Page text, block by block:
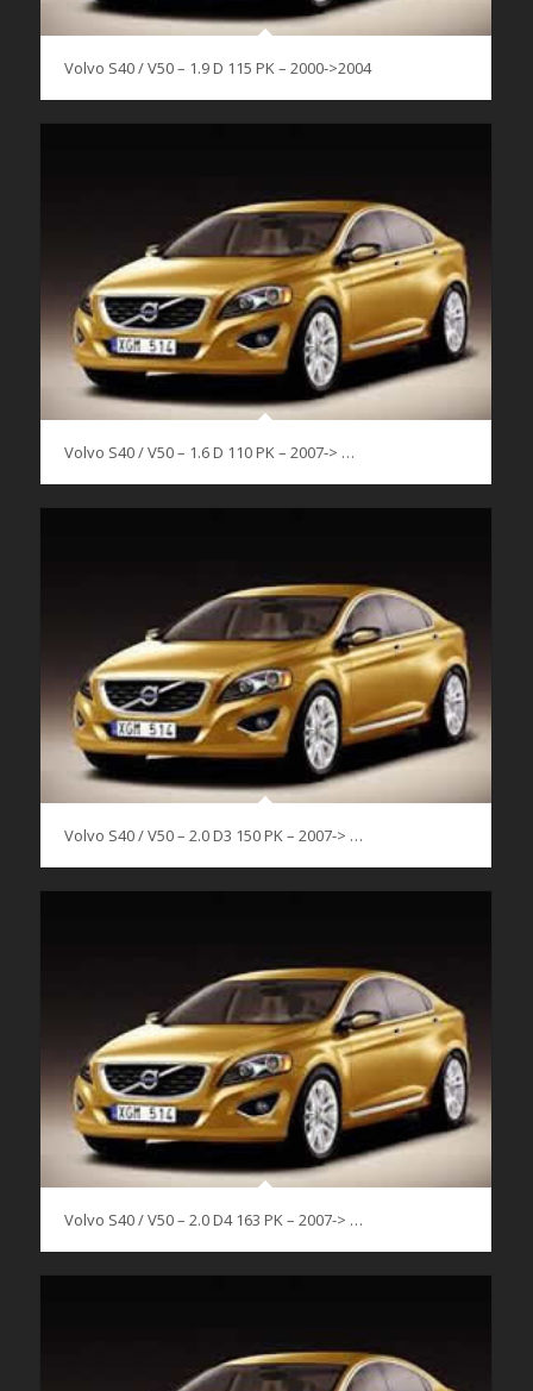
Volvo S40 / V50 – 1.9 D 115 PK – 2000->2004
Volvo S40 / V50 – 1.6 D 110 PK – 2007-> …
Volvo S40 / V50 – 2.0 D3 150 PK – 2007-> …
Volvo S40 / V50 – 2.0 D4 163 PK – 2007-> …